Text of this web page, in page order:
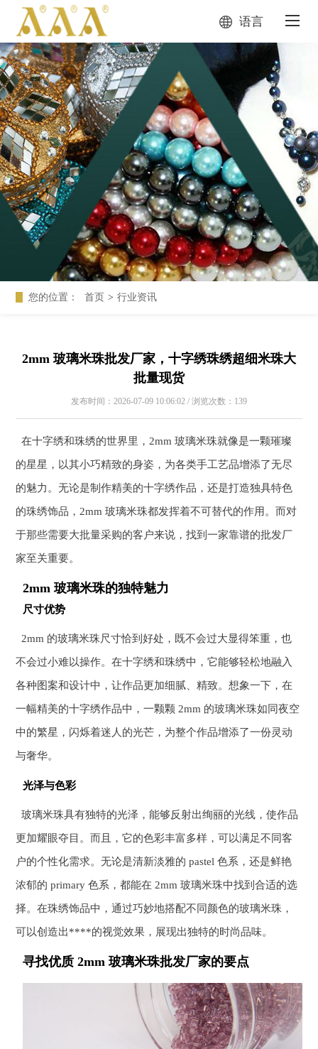
语言
您的位置： 首页 > 行业资讯
2mm 玻璃米珠批发厂家，十字绣珠绣超细米珠大
批量现货
发布时间：2026-07-09 10:06:02 / 浏览次数：139
在十字绣和珠绣的世界里，2mm 玻璃米珠就像是一颗璀璨
的星星，以其小巧精致的身姿，为各类手工艺品增添了无尽
的魅力。无论是制作精美的十字绣作品，还是打造独具特色
的珠绣饰品，2mm 玻璃米珠都发挥着不可替代的作用。而对
于那些需要大批量采购的客户来说，找到一家靠谱的批发厂
家至关重要。
2mm 玻璃米珠的独特魅力
尺寸优势
2mm 的玻璃米珠尺寸恰到好处，既不会过大显得笨重，也
不会过小难以操作。在十字绣和珠绣中，它能够轻松地融入
各种图案和设计中，让作品更加细腻、精致。想象一下，在
一幅精美的十字绣作品中，一颗颗 2mm 的玻璃米珠如同夜空
中的繁星，闪烁着迷人的光芒，为整个作品增添了一份灵动
与奢华。
光泽与色彩
玻璃米珠具有独特的光泽，能够反射出绚丽的光线，使作品
更加耀眼夺目。而且，它的色彩丰富多样，可以满足不同客
户的个性化需求。无论是清新淡雅的 pastel 色系，还是鲜艳
浓郁的 primary 色系，都能在 2mm 玻璃米珠中找到合适的选
择。在珠绣饰品中，通过巧妙地搭配不同颜色的玻璃米珠，
可以创造出****的视觉效果，展现出独特的时尚品味。
寻找优质 2mm 玻璃米珠批发厂家的要点